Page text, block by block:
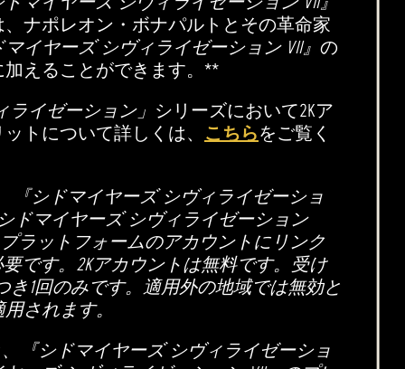
ナポレオン・ボナパルトとその革命家
イヤーズ シヴィライゼーション VII』 の
えることができます。**
イゼーション」 シリーズにおいて2Kア
トについて詳しくは、 こちらをご覧く
『シドマイヤーズ シヴィライゼーショ
ドマイヤーズ シヴィライゼーション
ラットフォームのアカウントにリンク
です。2Kアカウントは無料です。受け
き1回のみです。適用外の地域では無効と
されます。
『シドマイヤーズ シヴィライゼーショ